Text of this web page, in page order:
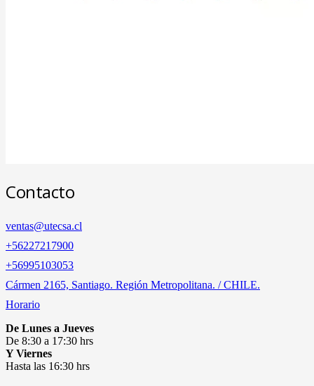
Contacto
ventas@utecsa.cl
+56227217900
‎+56995103053
Cármen 2165, Santiago. Región Metropolitana. / CHILE.
Horario
De Lunes a Jueves
De 8:30 a 17:30 hrs
Y Viernes
Hasta las 16:30 hrs